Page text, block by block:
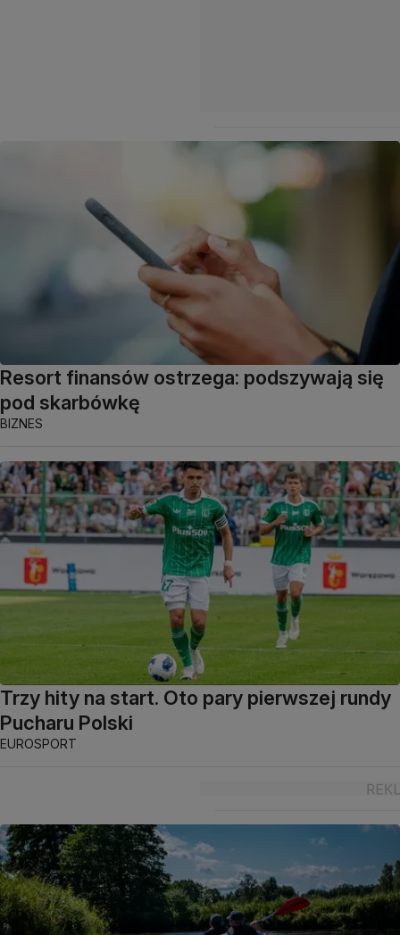
Resort finansów ostrzega: podszywają się
pod skarbówkę
BIZNES
Trzy hity na start. Oto pary pierwszej rundy
Pucharu Polski
EUROSPORT